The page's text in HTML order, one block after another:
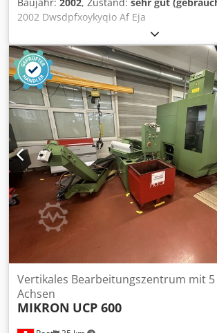
2002 Dwsdpfxoykyqio Af Eja
Vertikales Bearbeitungszentrum mit 5
Achsen
MIKRON UCP 600